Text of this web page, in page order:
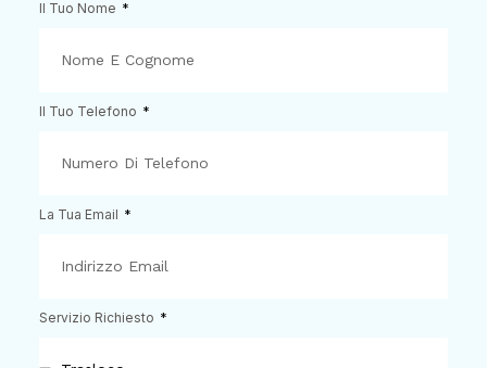
Il Tuo Nome
Il Tuo Telefono
La Tua Email
Servizio Richiesto